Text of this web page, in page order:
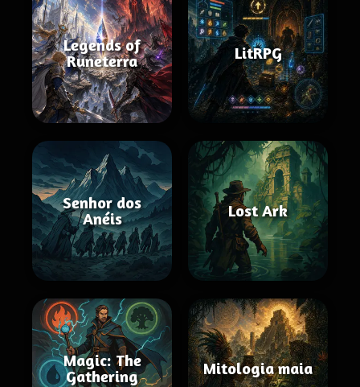
Legends of
Runeterra
LitRPG
Senhor dos
Anéis
Lost Ark
Magic: The
Gathering
Mitologia maia